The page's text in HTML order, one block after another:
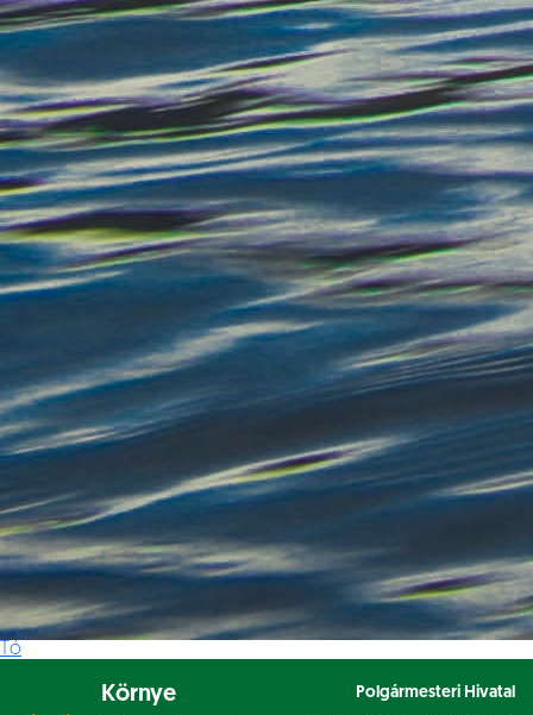
Tó
Környe
Polgármesteri Hivatal